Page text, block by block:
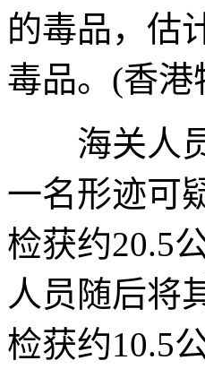
的毒品，估
毒品。(香
海关人员
一名形迹可
检获约20.5
人员随后将
检获约10.5